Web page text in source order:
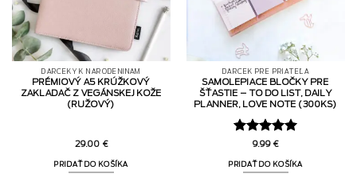
DARČEKY K NARODENINÁM
PRÉMIOVÝ A5 KRÚŽKOVÝ
ZAKLADAČ Z VEGÁNSKEJ KOŽE
(RUŽOVÝ)
29.00 €
PRIDAŤ DO KOŠÍKA
DARČEK PRE PRIATEĽA
SAMOLEPIACE BLOČKY PRE
ŠŤASTIE – TO DO LIST, DAILY
PLANNER, LOVE NOTE (300KS)
Hodnotenie
z 5
9.99 €
PRIDAŤ DO KOŠÍKA